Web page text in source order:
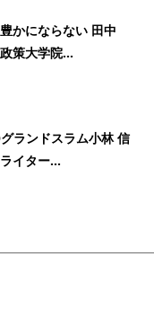
かにならない 田中
策大学院...
ランドスラム小林 信
イター...